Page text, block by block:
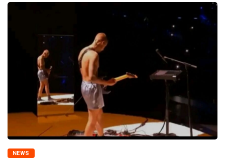
NEWS